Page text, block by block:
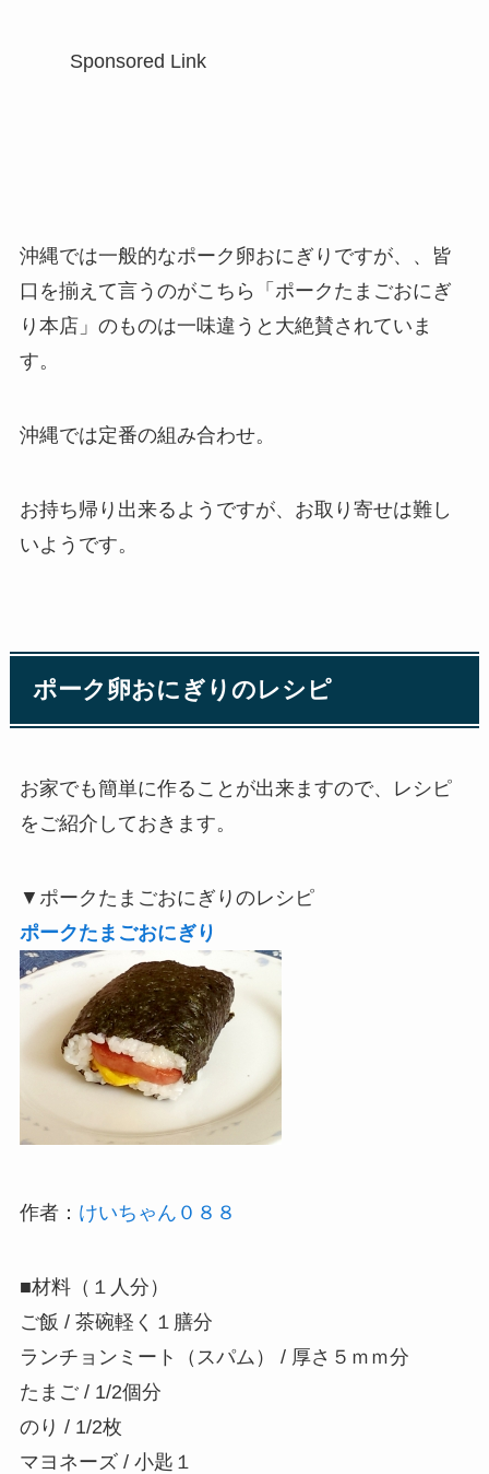
Sponsored Link
沖縄では一般的なポーク卵おにぎりですが、、皆
口を揃えて言うのがこちら「ポークたまごおにぎ
り本店」のものは一味違うと大絶賛されていま
す。
沖縄では定番の組み合わせ。
お持ち帰り出来るようですが、お取り寄せは難し
いようです。
ポーク卵おにぎりのレシピ
お家でも簡単に作ることが出来ますので、レシピ
をご紹介しておきます。
▼ポークたまごおにぎりのレシピ
ポークたまごおにぎり
作者： けいちゃん０８８
■材料（１人分）
ご飯 / 茶碗軽く１膳分
ランチョンミート（スパム） / 厚さ５ｍｍ分
たまご / 1/2個分
のり / 1/2枚
マヨネーズ / 小匙１